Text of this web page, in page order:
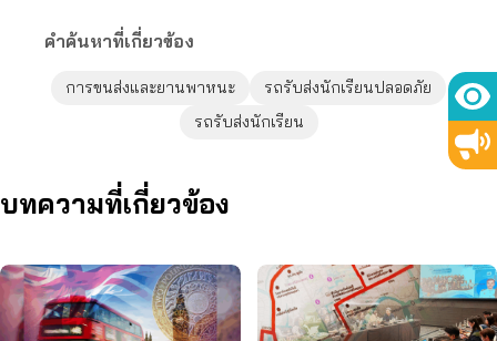
คำค้นหาที่เกี่ยวข้อง
การขนส่งและยานพาหนะ
รถรับส่งนักเรียนปลอดภัย
รถรับส่งนักเรียน
บทความที่เกี่ยวข้อง